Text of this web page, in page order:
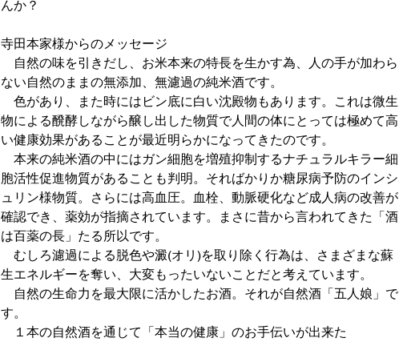
んか？
寺田本家様からのメッセージ
自然の味を引きだし、お米本来の特長を生かす為、人の手が加わら
ない自然のままの無添加、無濾過の純米酒です。
色があり、また時にはビン底に白い沈殿物もあります。これは微生
物による醗酵しながら醸し出した物質で人間の体にとっては極めて高
い健康効果があることが最近明らかになってきたのです。
本来の純米酒の中にはガン細胞を増殖抑制するナチュラルキラー細
胞活性促進物質があることも判明。そればかりか糖尿病予防のインシ
ュリン様物質。さらには高血圧。血栓、動脈硬化など成人病の改善が
確認でき、薬効が指摘されています。まさに昔から言われてきた「酒
は百薬の長」たる所以です。
むしろ濾過による脱色や澱(オリ)を取り除く行為は、さまざまな蘇
生エネルギーを奪い、大変もったいないことだと考えています。
自然の生命力を最大限に活かしたお酒。それが自然酒「五人娘」で
す。
１本の自然酒を通じて「本当の健康」のお手伝いが出来た